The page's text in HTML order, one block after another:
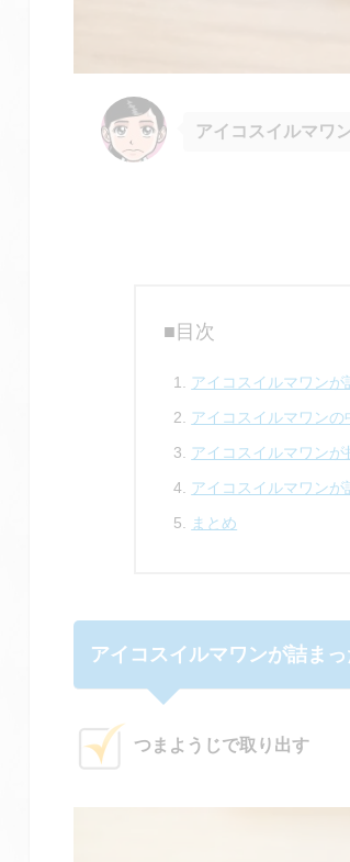
アイコスイルマワ
■目次
アイコスイルマワン
アイコスイルマワンの
アイコスイルマワン
アイコスイルマワン
まとめ
アイコスイルマワンが詰ま
つまようじで取り出す